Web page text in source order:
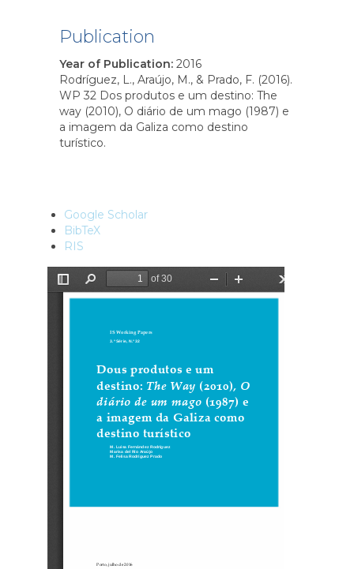
Publication
Year of Publication: 2016
Rodríguez, L., Araújo, M., & Prado, F. (2016).
WP 32 Dos produtos e um destino: The
way (2010), O diário de um mago (1987) e
a imagem da Galiza como destino
turístico.
Google Scholar
BibTeX
RIS
Ficheiro